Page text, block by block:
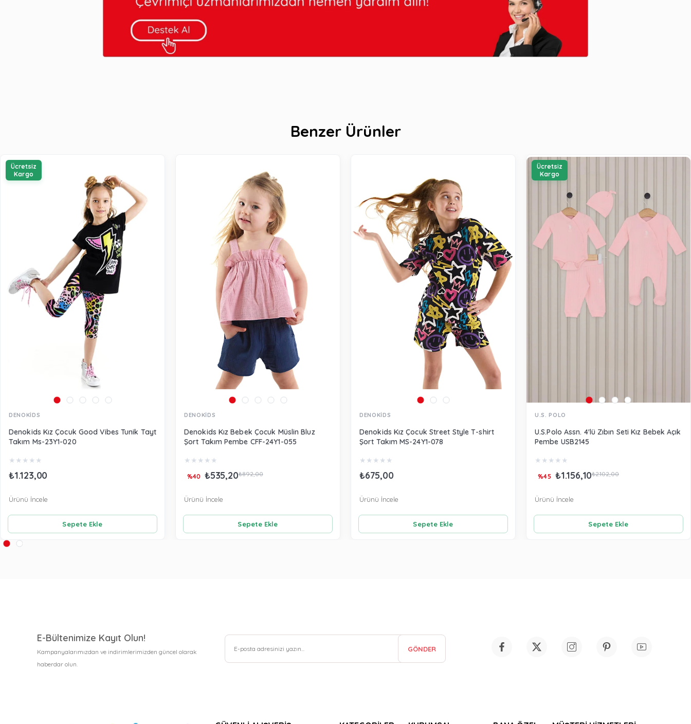
Benzer Ürünler
DENOKİDS
Denokids Kız Çocuk Good Vibes Tunik Tayt
Takım Ms-23Y1-020
★ ★ ★ ★ ★
₺1.123,00
Sepete Ekle
Ürünü İncele
Ücretsiz
Kargo
DENOKİDS
Denokids Kız Bebek Çocuk Müslin Bluz
Şort Takım Pembe CFF-24Y1-055
★ ★ ★ ★ ★
₺535,20₺892,00
%40
Sepete Ekle
Ürünü İncele
DENOKİDS
Denokids Kız Çocuk Street Style T-shirt
Şort Takım MS-24Y1-078
★ ★ ★ ★ ★
₺675,00
Sepete Ekle
Ürünü İncele
U.S. POLO
U.S.Polo Assn. 4'lü Zıbın Seti Kız Bebek Açık
Pembe USB2145
★ ★ ★ ★ ★
₺1.156,10₺2.102,00
%45
Sepete Ekle
Ürünü İncele
Ücretsiz
Kargo
E-Bültenimize Kayıt Olun!
Kampanyalarımızdan ve indirimlerimizden güncel olarak
haberdar olun.
GÖNDER